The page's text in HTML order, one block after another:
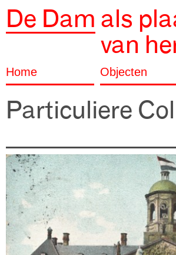
De Dam als
van
Home Objecten
Particuliere